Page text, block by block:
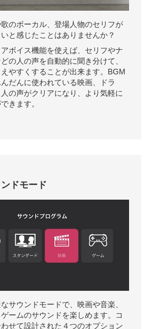
のボーカル、登場人物のセリフが
と感じたことはありませんか？
ボイス機能を使えば、セリフやナ
の人の声を自動的に聞き分けて、
やすくすることが出来ます。BGM
だんに使われている映画、ドラ
の声がクリアになり、より気軽に
きます。
ドモード
サウンドモードで、映画や音楽、
ームのサウンドを楽しめます。コ
せて設計された４つのオプション